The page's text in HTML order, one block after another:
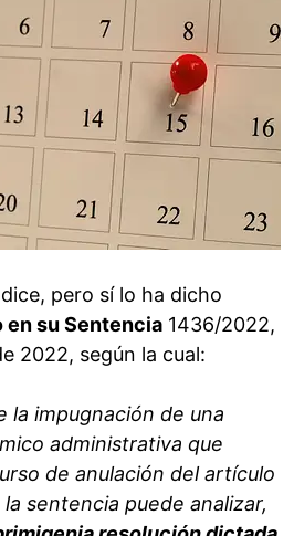
pero sí lo ha dicho
en su Sentencia 1436/2022,
2022, según la cual:
la impugnación de una
administrativa que
de anulación del artículo
la sentencia puede analizar,